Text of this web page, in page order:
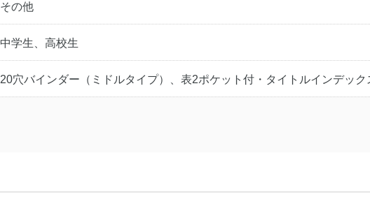
その他
中学生、高校生
20穴バインダー（ミドルタイプ）、表2ポケット付・タイトルインデック